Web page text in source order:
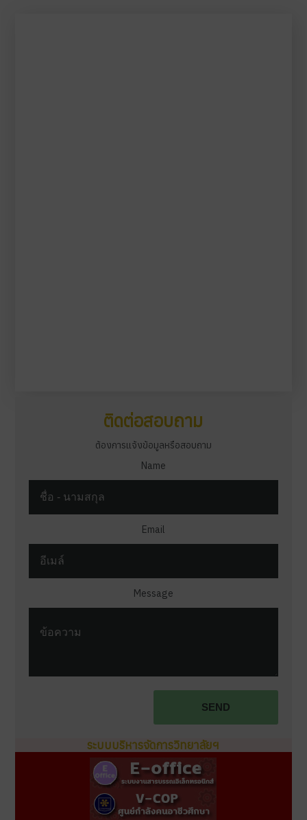
ติดต่อสอบถาม
ต้องการแจ้งข้อมูลหรือสอบถาม
Name
Email
Message
Terms and conditions
SEND
ระบบบริหารจัดการวิทยาลัยฯ